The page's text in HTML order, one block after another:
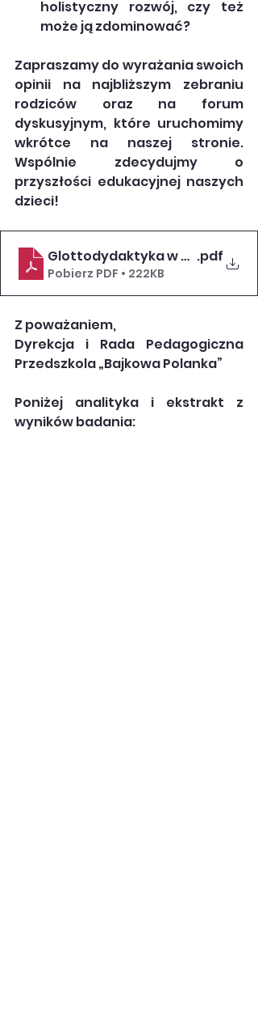
holistyczny rozwój, czy też
może ją zdominować?
Zapraszamy do wyrażania swoich
opinii na najbliższym zebraniu
rodziców oraz na forum
dyskusyjnym, które uruchomimy
wkrótce na naszej stronie.
Wspólnie zdecydujmy o
przyszłości edukacyjnej naszych
dzieci!
Glottodydaktyka w .pdf
Pobierz PDF • 222KB
Z poważaniem,
Dyrekcja i Rada Pedagogiczna
Przedszkola „Bajkowa Polanka”
Poniżej analityka i ekstrakt z
wyników badania: